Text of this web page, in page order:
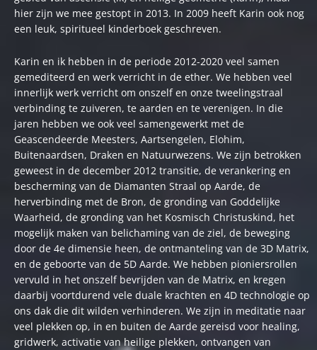
hier zijn we mee gestopt in 2013. In 2009 heeft Karin ook nog
een leuk, spiritueel kinderboek geschreven.
Karin en ik hebben in de periode 2012-2020 veel samen
gemediteerd en werk verricht in de ether. We hebben veel
innerlijk werk verricht om onszelf en onze tweelingstraal
verbinding te zuiveren, te aarden en te verenigen. In die
jaren hebben we ook veel samengewerkt met de
Geascendeerde Meesters, Aartsengelen, Elohim,
Buitenaardsen, Draken en Natuurwezens. We zijn betrokken
geweest in de december 2012 transitie, de verankering en
bescherming van de Diamanten Straal op Aarde, de
herverbinding met de Bron, de gronding van Goddelijke
Waarheid, de gronding van het Kosmisch Christuskind, het
mogelijk maken van belichaming van de ziel, de beweging
door de 4e dimensie heen, de ontmanteling van de 3D Matrix,
en de geboorte van de 5D Aarde. We hebben pioniersrollen
vervuld in het onszelf bevrijden van de Matrix, en kregen
daarbij voortdurend vele duale krachten en 4D technologie op
ons dak die dit wilden verhinderen. We zijn in meditatie naar
veel plekken op, in en buiten de Aarde gereisd voor healing,
gridwerk, activatie van heilige plekken, ontvangen van